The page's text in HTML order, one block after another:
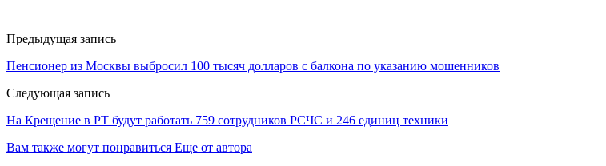
Предыдущая запись
Пенсионер из Москвы выбросил 100 тысяч долларов с балкона по указанию мошенников
Следующая запись
На Крещение в РТ будут работать 759 сотрудников РСЧС и 246 единиц техники
Вам также могут понравиться Еще от автора